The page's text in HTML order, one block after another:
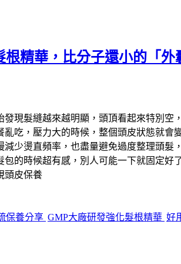
精華，比分子還小的「外
現髮縫越來越明顯，頭頂看起來特別空
吃，壓力大的時候，整個頭皮狀態就會
少燙直頻率，也盡量避免過度整理頭髮
的時候超有感，別人可能一下就固定好
頭皮保養
保養分享 GMP大廠研發強化髮根精華 好